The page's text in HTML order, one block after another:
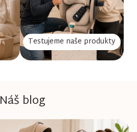
Testujeme naše produkty
Náš blog